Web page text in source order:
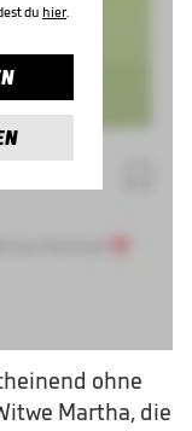
du hier.
ohne
Martha, die